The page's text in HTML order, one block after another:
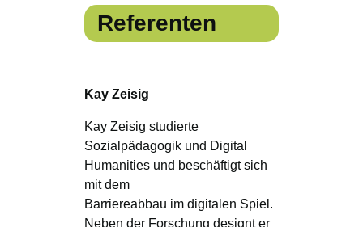
Referenten
Kay Zeisig
Kay Zeisig studierte
Sozialpädagogik und Digital
Humanities und beschäftigt sich
mit dem
Barriereabbau im digitalen Spiel.
Neben der Forschung designt er